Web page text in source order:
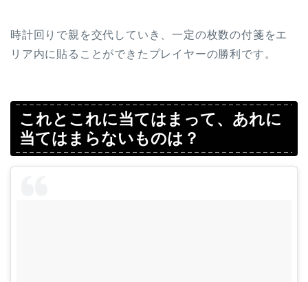
時計回りで親を交代していき、一定の枚数の付箋をエ
リア内に貼ることができたプレイヤーの勝利です。
これとこれに当てはまって、あれに
当てはまらないものは？